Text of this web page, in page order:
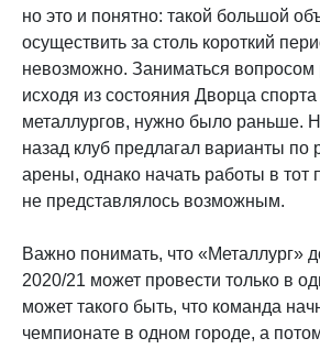
но это и понятно: такой большой
осуществить за столь короткий
невозможно. Заниматься вопросом
исходя из состояния Дворца спорта
металлургов, нужно было раньше.
назад клуб предлагал варианты по
арены, однако начать работы в тот
не представлялось возможным.
Важно понимать, что «Металлург»
2020/21 может провести только в
может такого быть, что команда
чемпионате в одном городе, а